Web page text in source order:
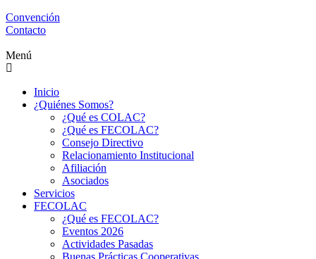
Convención
Contacto
Menú
Inicio
¿Quiénes Somos?
¿Qué es COLAC?
¿Qué es FECOLAC?
Consejo Directivo
Relacionamiento Institucional
Afiliación
Asociados
Servicios
FECOLAC
¿Qué es FECOLAC?
Eventos 2026
Actividades Pasadas
Buenas Prácticas Cooperativas